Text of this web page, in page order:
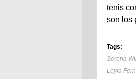
tenis
son los
Tags:
Serena
Leyla